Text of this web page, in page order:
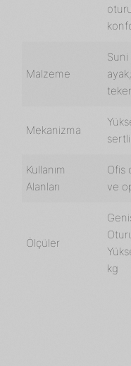
Malzeme
Suni
Mekanizma
Kullanım
Alanları
Ofis
ve
Ölçüler
kg